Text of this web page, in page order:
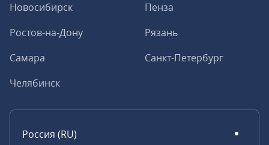
Новосибирск
Пенза
Ростов-на-Дону
Рязань
Самара
Санкт-Петербург
Челябинск
Россия (RU)